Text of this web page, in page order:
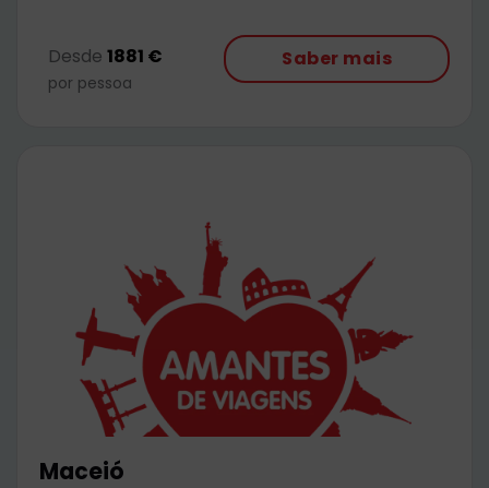
Desde 1881 €
por pessoa
Saber mais
Maceió